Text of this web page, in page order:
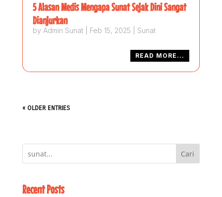
5 Alasan Medis Mengapa Sunat Sejak Dini Sangat
Dianjurkan
by Admin Sunat| Feb 15, 2025 Sunat
READ MORE...
« OLDER ENTRIES
Cari
Recent Posts